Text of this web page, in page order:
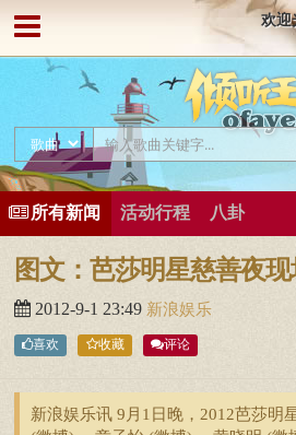
欢迎
所有新闻 活动行程 八卦
图文：芭莎明星慈善夜
2012-9-1 23:49 新浪娱乐
喜欢 收藏 评论
新浪娱乐讯 9月1日晚，2012芭莎明